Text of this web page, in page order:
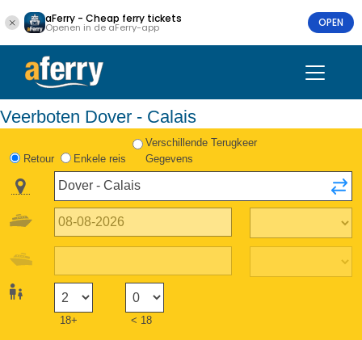
aFerry - Cheap ferry tickets
Openen in de aFerry-app OPEN
Veerboten Dover - Calais
Retour Enkele reis
Verschillende Terugkeer
Gegevens
18+ < 18